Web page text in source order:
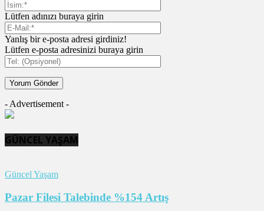
Lütfen adınızı buraya girin
Yanlış bir e-posta adresi girdiniz!
Lütfen e-posta adresinizi buraya girin
- Advertisement -
GÜNCEL YAŞAM
Güncel Yaşam
Pazar Filesi Talebinde %154 Artış